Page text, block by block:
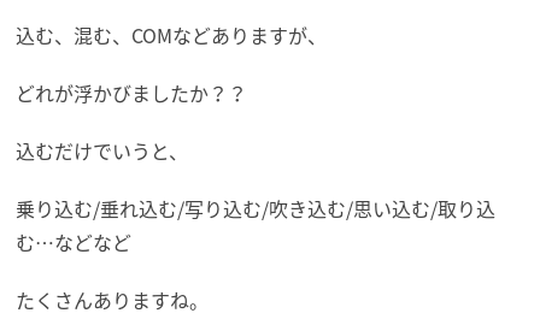
込む、混む、COMなどありますが、
どれが浮かびましたか？？
込むだけでいうと、
乗り込む/垂れ込む/写り込む/吹き込む/思い込む/取り込
む…などなど
たくさんありますね。